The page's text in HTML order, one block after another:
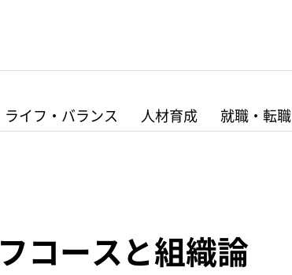
ライフ・バランス 人材育成 就職・転職
コースと組織論